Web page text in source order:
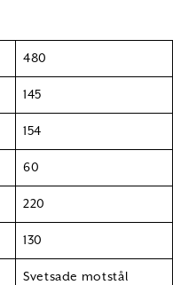
480
145
154
60
220
130
Svetsade motstål